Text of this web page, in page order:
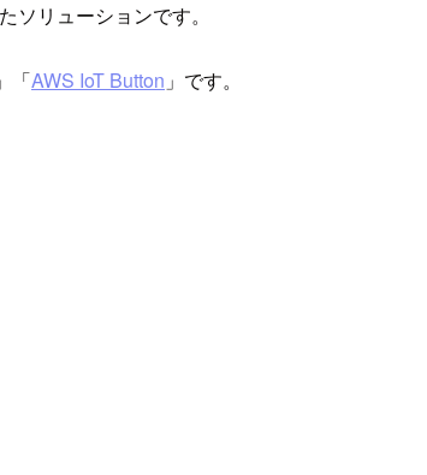
リューションです。
」「AWS IoT Button 」です。